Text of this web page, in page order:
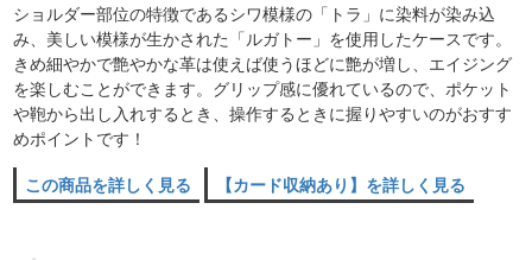
ショルダー部位の特徴であるシワ模様の「トラ」に染料が染み込
み、美しい模様が生かされた「ルガトー」を使用したケースです。
きめ細やかで艶やかな革は使えば使うほどに艶が増し、エイジング
を楽しむことができます。グリップ感に優れているので、ポケット
や鞄から出し入れするとき、操作するときに握りやすいのがおすす
めポイントです！
この商品を詳しく見る
【カード収納あり】を詳しく見る